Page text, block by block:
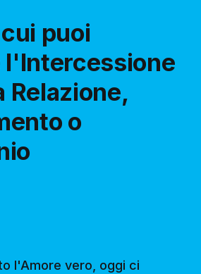
puoi
l'Intercessione
Relazione,
o
l'Amore vero, oggi ci